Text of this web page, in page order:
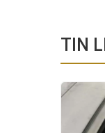
TIN